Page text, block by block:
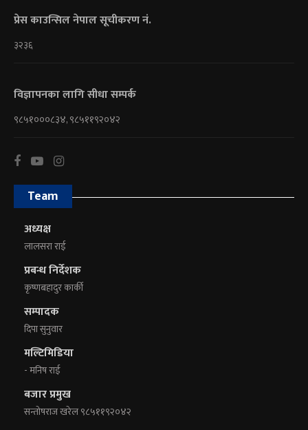
प्रेस काउन्सिल नेपाल सूचीकरण नं.
३२३६
विज्ञापनका लागि सीधा सम्पर्क
९८५१०००८३४, ९८५११९२०४२
Team
अध्यक्ष
लालसरा राई
प्रबन्ध निर्देशक
कृष्णबहादुर कार्की
सम्पादक
दिपा सुनुवार
मल्टिमिडिया
- मनिष राई
बजार प्रमुख
सन्तोषराज खरेल ९८५११९२०४२